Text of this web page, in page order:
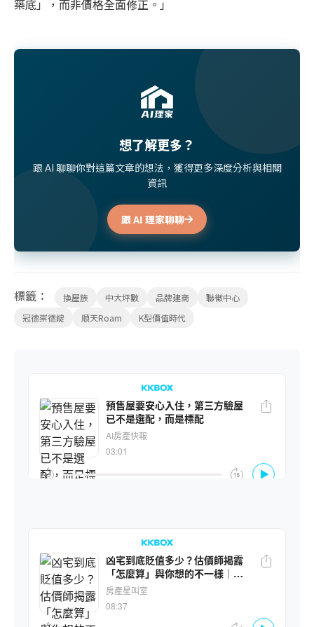
築底」，而非價格全面修正。」
想了解更多？
跟 AI 聊聊你對這篇文章的想法，獲得更多深度分析與相關
資訊
跟 AI 理家聊聊
標籤： 換屋族 中大坪數 品牌建商
聯徵中心
冠德崇德綻
順天Roam K型價值時代